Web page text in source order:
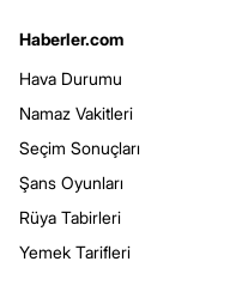
Haberler.com
Hava Durumu
Namaz Vakitleri
Seçim Sonuçları
Şans Oyunları
Rüya Tabirleri
Yemek Tarifleri